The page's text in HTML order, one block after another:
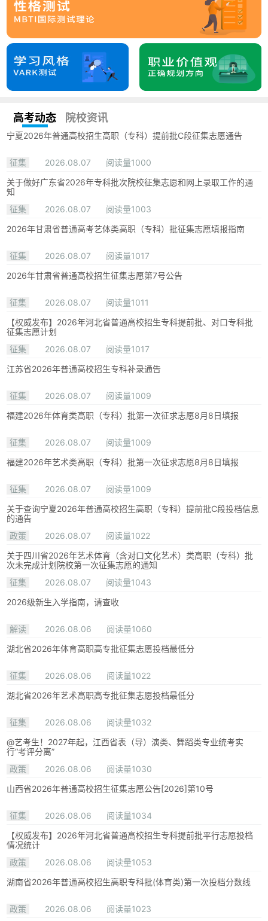
高考动态 院校资讯
宁夏2026年普通高校招生高职（专科）提前批C段征集志愿通告
征集 2026.08.07
阅读量1000
关于做好广东省2026年专科批次院校征集志愿和网上录取工作的通
知
征集
2026.08.07
阅读量1003
2026年甘肃省普通高考艺体类高职（专科）批征集志愿填报指南
征集 2026.08.07
阅读量1017
2026年甘肃省普通高校招生征集志愿第7号公告
征集 2026.08.07
阅读量1011
【权威发布】2026年河北省普通高校招生专科提前批、对口专科批
征集志愿计划
征集
2026.08.07
阅读量1017
江苏省2026年普通高校招生专科补录通告
征集 2026.08.07
阅读量1009
福建2026年体育类高职（专科）批第一次征求志愿8月8日填报
征集 2026.08.07
阅读量1009
福建2026年艺术类高职（专科）批第一次征求志愿8月8日填报
征集 2026.08.07
阅读量1009
关于查询宁夏2026年普通高校招生高职（专科）提前批C段投档信息
的通告
政策
2026.08.07
阅读量1022
关于四川省2026年艺术体育（含对口文化艺术）类高职（专科）批
次未完成计划院校第一次征集志愿的通知
征集
2026.08.07
阅读量1043
2026级新生入学指南，请查收
解读 2026.08.06
阅读量1060
湖北省2026年体育高职高专批征集志愿投档最低分
征集 2026.08.06
阅读量1022
湖北省2026年艺术高职高专批征集志愿投档最低分
征集 2026.08.06
阅读量1032
@艺考生！2027年起，江西省表（导）演类、舞蹈类专业统考实
行“考评分离”
政策
2026.08.06
阅读量1030
山西省2026年普通高校招生征集志愿公告[2026]第10号
征集 2026.08.06
阅读量1034
【权威发布】2026年河北省普通高校招生专科提前批平行志愿投档
情况统计
政策
2026.08.06
阅读量1053
湖南省2026年普通高校招生高职专科批(体育类)第一次投档分数线
政策 2026.08.06
阅读量1023